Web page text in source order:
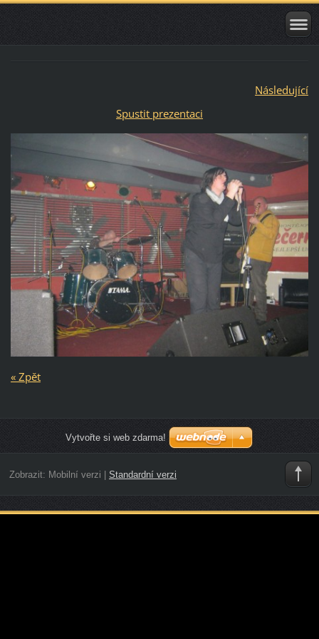
Následující
Spustit prezentaci
« Zpět
Vytvořte si web zdarma!
Zobrazit: Mobilní verzi Standardní verzi